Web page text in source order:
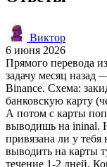
Виктор
6 июня 2026
Прямого перевода
задачу месяц назад
Binance. Схема:
банковскую карту
А потом с карты
выводишь на ininal.
привязана ли у
выводить на карты
течение 1-2 дней.